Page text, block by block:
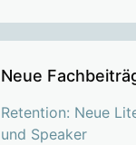
Neue
Retention: Neue
und Speaker